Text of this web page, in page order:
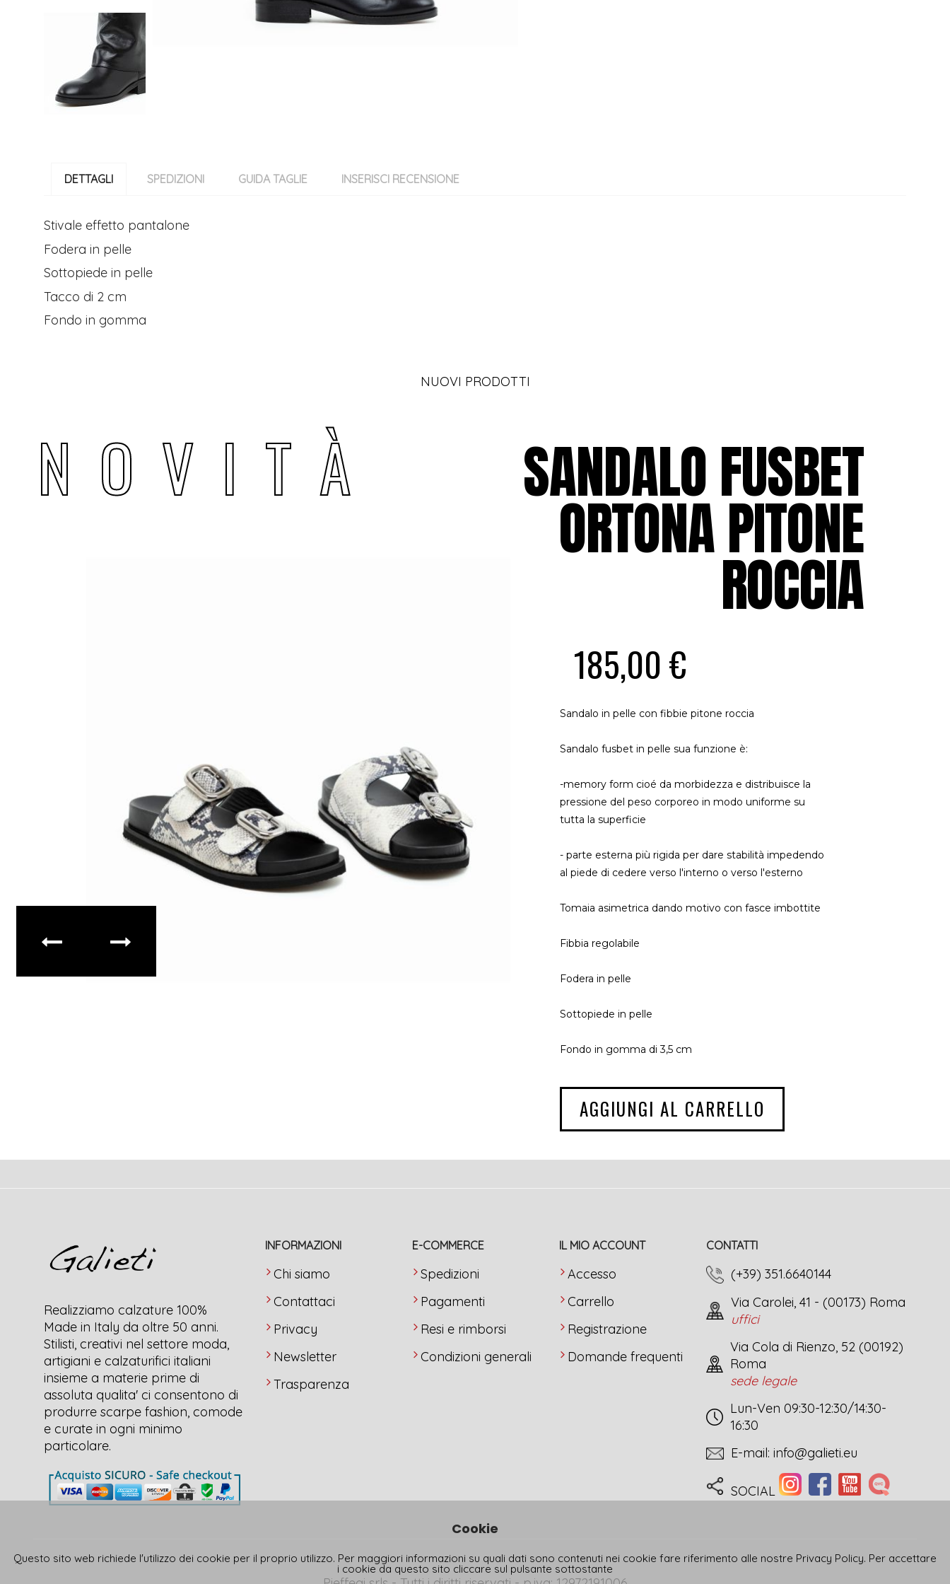
Cookie
Questo sito web richiede l'utilizzo dei cookie per il proprio utilizzo. Per maggiori informazioni su quali dati sono contenuti nei cookie fare riferimento alle nostre Privacy Policy. Per accettare
i cookie da questo sito cliccare sul pulsante sottostante
galleria
immagini
DETTAGLI
Stivale effetto pantalone
Fodera in pelle
Sottopiede in pelle
Tacco di 2 cm
Fondo in gomma
SPEDIZIONI GUIDA TAGLIE INSERISCI RECENSIONE
NUOVI PRODOTTI
SANDALO FUSBET
ORTONA PITONE
ROCCIA
185,00 €
Sandalo in pelle con fibbie pitone roccia
Sandalo fusbet in pelle sua funzione è:
-memory form cioé da morbidezza e distribuisce la
pressione del peso corporeo in modo uniforme su
tutta la superficie
- parte esterna più rigida per dare stabilità impedendo
al piede di cedere verso l'interno o verso l'esterno
Tomaia asimetrica dando motivo con fasce imbottite
Fibbia regolabile
Fodera in pelle
Sottopiede in pelle
Fondo in gomma di 3,5 cm
AGGIUNGI AL CARRELLO
N O V I T À
Realizziamo calzature 100%
Made in Italy da oltre 50 anni.
Stilisti, creativi nel settore moda,
artigiani e calzaturifici italiani
insieme a materie prime di
assoluta qualita' ci consentono di
produrre scarpe fashion, comode
e curate in ogni minimo
particolare.
INFORMAZIONI
Chi siamo
Contattaci
Privacy
Newsletter
Trasparenza
E-COMMERCE
Spedizioni
Pagamenti
Resi e rimborsi
Condizioni generali
IL MIO ACCOUNT
Accesso
Carrello
Registrazione
Domande frequenti
CONTATTI
(+39) 351.6640144
Via Carolei, 41 - (00173) Roma
uffici
Via Cola di Rienzo, 52 (00192)
Roma
sede legale
Lun-Ven 09:30-12:30/14:30-
16:30
E-mail:info@galieti.eu
SOCIAL